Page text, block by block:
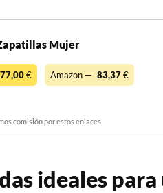
Mujer
77,00€ Amazon — 83,37€
comisión por estos enlaces
ideales